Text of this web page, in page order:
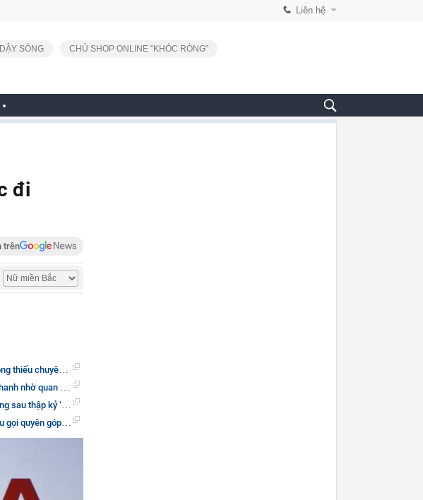
Liên hệ
SÓNG CHỦ SHOP ONLINE "KHÓC RÒNG"
đi
trên
Buffett phản đối
làm như thế nào?
thương vụ 14 tỷ USD
để chữa bệnh